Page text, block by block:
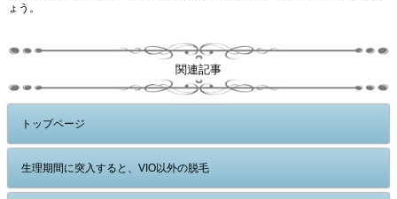
ょう。
関連記事
トップページ
生理期間に突入すると、VIO以外の脱毛